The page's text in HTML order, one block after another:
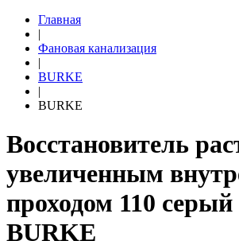
Главная
|
Фановая канализация
|
BURKE
|
BURKE
Восстановитель
увеличенным
проходом 110 серый
BURKE